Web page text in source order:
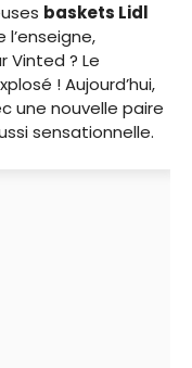
baskets Lidl
Vinted ? Le
! Aujourd’hui,
une nouvelle paire
sensationnelle.